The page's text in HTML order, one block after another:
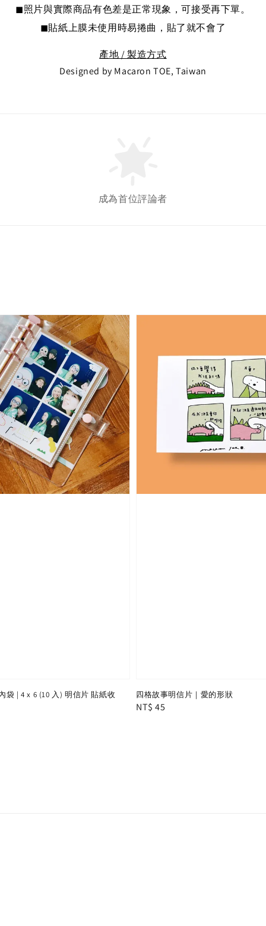
◼︎照片與實際商品有色差是正常現象，可接受再下單。
◼︎貼紙上膜未使用時易捲曲，貼了就不會了
產地 / 製造方式
Designed by Macaron TOE, Taiwan
成為首位評論者
袋 | 4 x 6 (10 入) 明信片 貼紙收 四格故事明信片｜愛的形狀
Regular
NT$ 45